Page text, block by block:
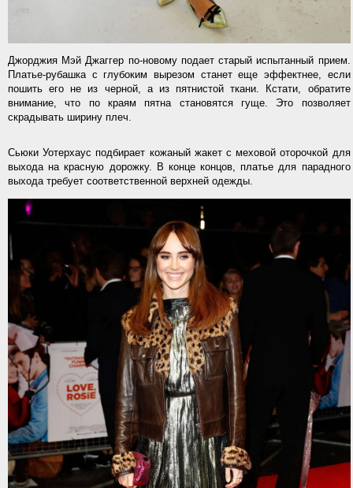
Джорджия Мэй Джаггер по-новому подает старый испытанный прием.
Платье-рубашка с глубоким вырезом станет еще эффектнее, если
пошить его не из черной, а из пятнистой ткани. Кстати, обратите
внимание, что по краям пятна становятся гуще. Это позволяет
скрадывать ширину плеч.
Сьюки Уотерхаус подбирает кожаный жакет с меховой оторочкой для
выхода на красную дорожку. В конце концов, платье для парадного
выхода требует соответственной верхней одежды.